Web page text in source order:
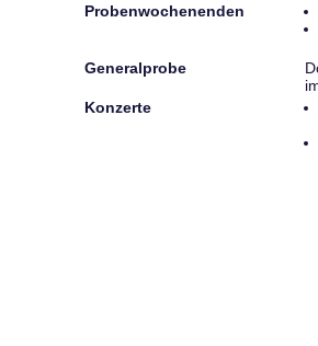
Probenwochenenden
Generalprobe
Konzerte